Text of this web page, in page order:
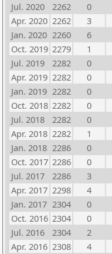
Jul. 2020
2262 0
Apr. 2020 2262 3
Jan. 2020 2260 6
Oct. 2019 2279 1
Jul. 2019
2282 0
Apr. 2019 2282 0
Jan. 2019 2282 0
Oct. 2018 2282 0
Jul. 2018
2282 0
Apr. 2018 2282 1
Jan. 2018 2286 0
Oct. 2017 2286 0
Jul. 2017
2286 3
Apr. 2017 2298 4
Jan. 2017 2304 0
Oct. 2016 2304 0
Jul. 2016
2304 2
Apr. 2016 2308 4